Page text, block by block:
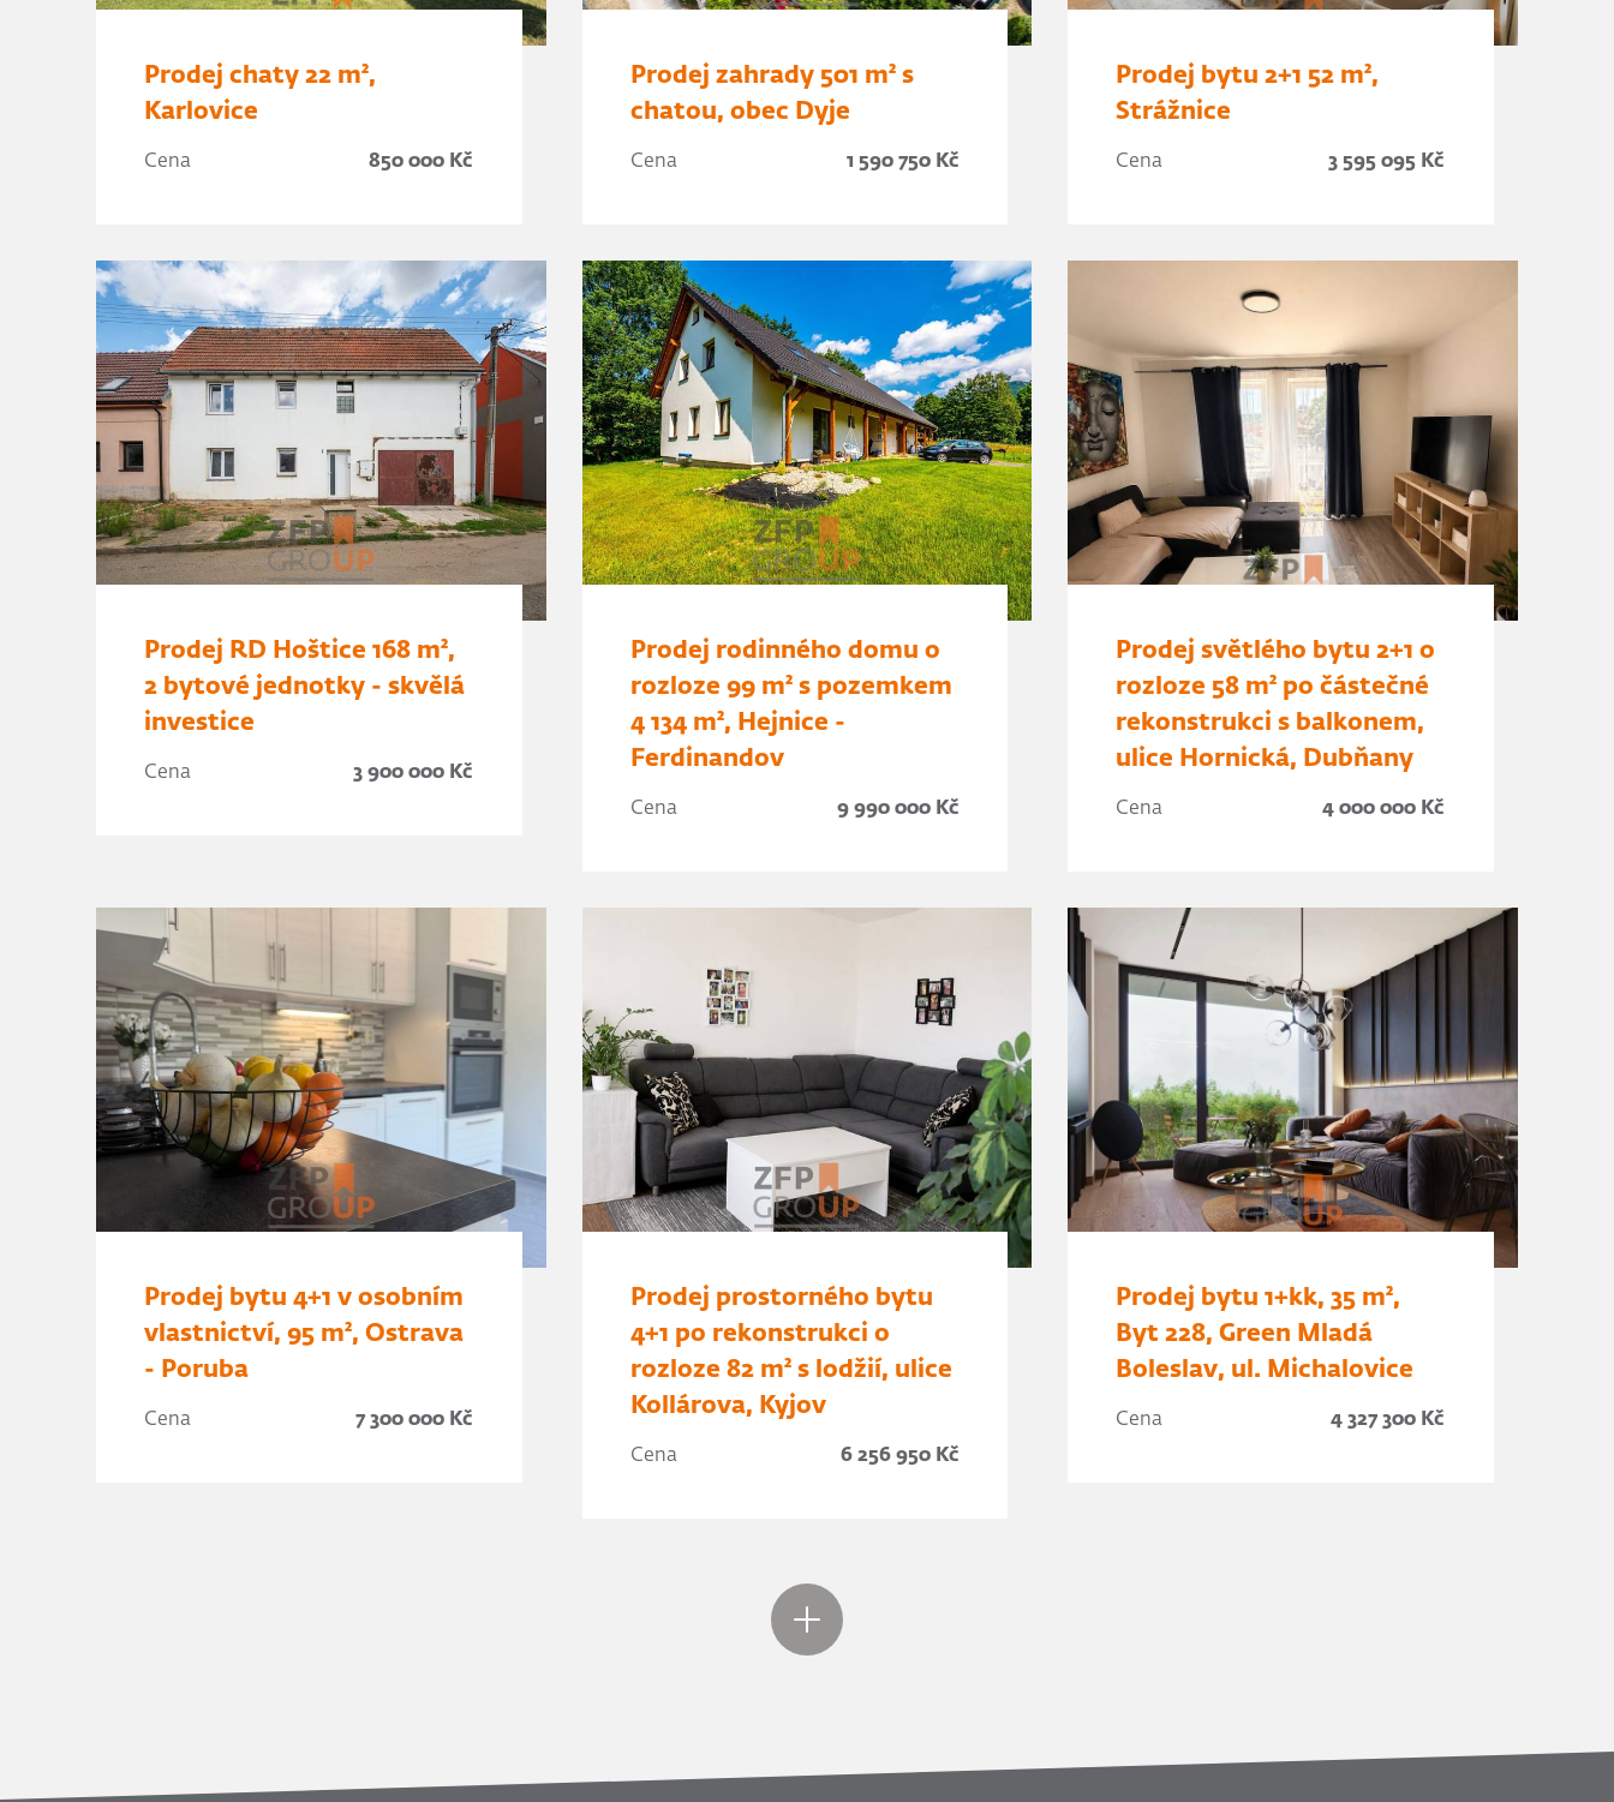
Prodej chaty 22 m²,
Karlovice
Cena 850 000 Kč
Prodej zahrady 501 m² s
chatou, obec Dyje
Cena 1 590 750 Kč
Prodej bytu 2+1 52 m²,
Strážnice
Cena 3 595 095 Kč
Prodej RD Hoštice 168 m²,
2 bytové jednotky - skvělá
investice
Cena 3 900 000 Kč
Prodej rodinného domu o
rozloze 99 m² s pozemkem
4 134 m², Hejnice -
Ferdinandov
Cena 9 990 000 Kč
Prodej světlého bytu 2+1 o
rozloze 58 m² po částečné
rekonstrukci s balkonem,
ulice Hornická, Dubňany
Cena 4 000 000 Kč
Prodej bytu 4+1 v osobním
vlastnictví, 95 m², Ostrava
- Poruba
Cena 7 300 000 Kč
Prodej prostorného bytu
4+1 po rekonstrukci o
rozloze 82 m² s lodžií, ulice
Kollárova, Kyjov
Cena 6 256 950 Kč
Prodej bytu 1+kk, 35 m²,
Byt 228, Green Mladá
Boleslav, ul. Michalovice
Cena 4 327 300 Kč